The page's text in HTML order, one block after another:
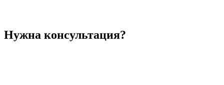
Нужна консультация?